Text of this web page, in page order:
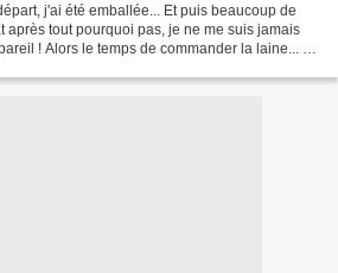
j'ai été emballée... Et puis beaucoup de
après tout pourquoi pas, je ne me suis jamais
! Alors le temps de commander la laine... Et